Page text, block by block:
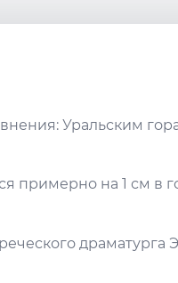
Уральским
примерно на 1 см в
драматурга